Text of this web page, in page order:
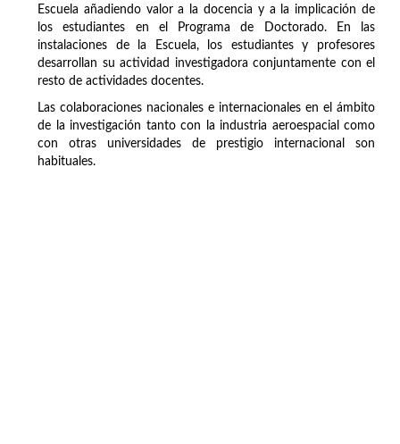
Escuela añadiendo valor a la docencia y a la implicación de
los estudiantes en el Programa de Doctorado. En las
instalaciones de la Escuela, los estudiantes y profesores
desarrollan su actividad investigadora conjuntamente con el
resto de actividades docentes.
Las colaboraciones nacionales e internacionales en el ámbito
de la investigación tanto con la industria aeroespacial como
con otras universidades de prestigio internacional son
habituales.